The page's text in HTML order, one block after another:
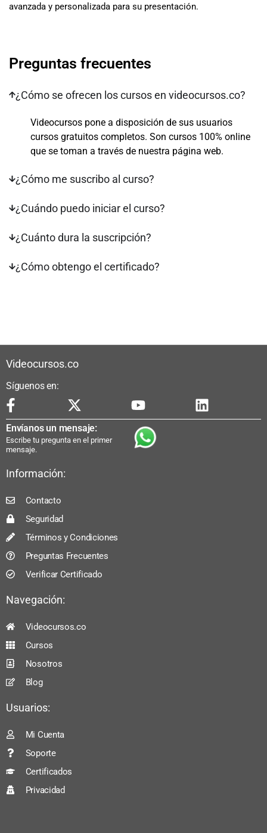
avanzada y personalizada para su presentación.
Preguntas frecuentes
¿Cómo se ofrecen los cursos en videocursos.co?
Videocursos pone a disposición de sus usuarios
cursos gratuitos completos. Son cursos 100% online
que se toman a través de nuestra página web.
¿Cómo me suscribo al curso?
¿Cuándo puedo iniciar el curso?
¿Cuánto dura la suscripción?
¿Cómo obtengo el certificado?
Videocursos.co
Síguenos en:
Envíanos un mensaje:
Escribe tu pregunta en el primer
mensaje.
Información:
Contacto
Seguridad
Términos y Condiciones
Preguntas Frecuentes
Verificar Certificado
Navegación:
Videocursos.co
Cursos
Nosotros
Blog
Usuarios:
Mi Cuenta
Soporte
Certificados
Privacidad